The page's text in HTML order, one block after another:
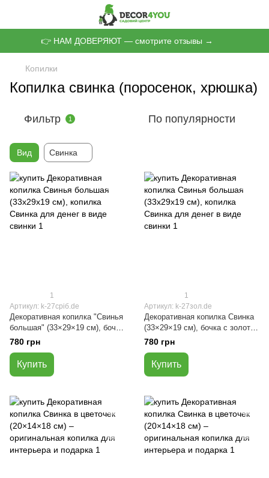
👉 НАМ ДОВЕРЯЮТ — смотрите отзывы →
Копилки
Копилка свинка (поросенок, хрюшка)
Фильтр 1 По популярности
Вид Свинка
1
Артикул: k-27сріб.de
Декоративная копилка "Свинья
большая" (33×29×19 см), бочка
с серебряной окантовкой —
копилка для денег в виде
свинки
780 грн
Купить
1
Артикул: k-27зол.de
Декоративная копилка Свинка
(33×29×19 см), бочка с золотой
окантовкой — копилка для
денег в виде свинки
780 грн
Купить